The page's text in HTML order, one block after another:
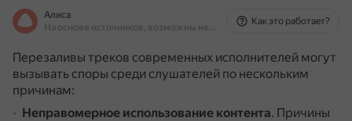
Алиса
На основе источников, возможны неточности
Как это работает?
Перезаливы треков современных исполнителей могут
вызывать споры среди слушателей по нескольким
причинам:
Неправомерное использование контента. Причины